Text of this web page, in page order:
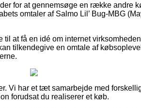
for at gennemsøge en række andre
omtaler af Salmo Lil’ Bug-MBG
at få en idé om internet
tilkendegive en omtale af
Vi har et tæt samarbejde med
forudsat du realiserer et køb.